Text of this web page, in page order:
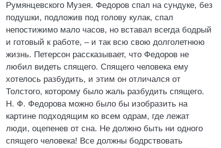
Румянцевского Музея. Федоров спал на сундуке, без
подушки, подложив под голову кулак, спал
непостижимо мало часов, но вставал всегда бодрый
и готовый к работе, – и так всю свою долголетнюю
жизнь. Петерсон рассказывает, что Федоров не
любил видеть спящего. Спящего человека ему
хотелось разбудить, и этим он отличался от
Толстого, которому было жаль разбудить спящего.
Н. Ф. Федорова можно было бы изобразить на
картине подходящим ко всем одрам, где лежат
люди, оцепенев от сна. Не должно быть ни одного
спящего человека! Все должны бодрствовать